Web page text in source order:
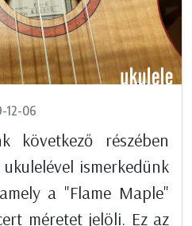
12-06
következő részében
ismerkedünk
a "Flame Maple"
méretet jelöli. Ez az